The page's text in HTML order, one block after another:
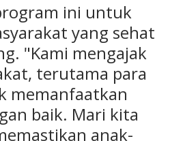
ini untuk
yang sehat
"Kami mengajak
terutama para
memanfaatkan
baik. Mari kita
anak-